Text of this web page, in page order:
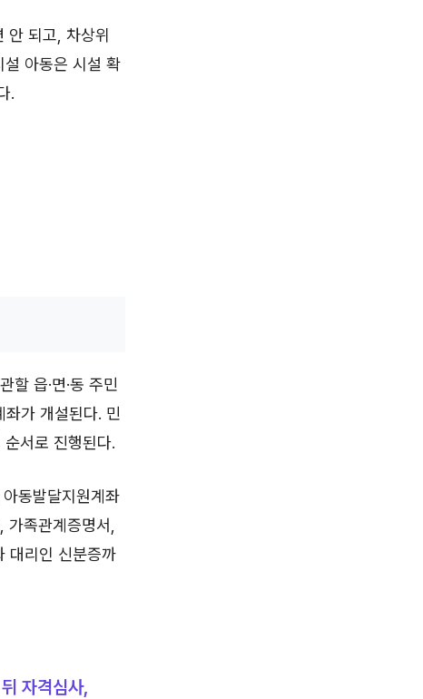
안 되고, 차상위
설 아동은 시설 확
.
할 읍·면·동 주민
가 개설된다. 민
서로 진행된다.
동발달지원계좌
족관계증명서,
대리인 신분증까
자격심사,